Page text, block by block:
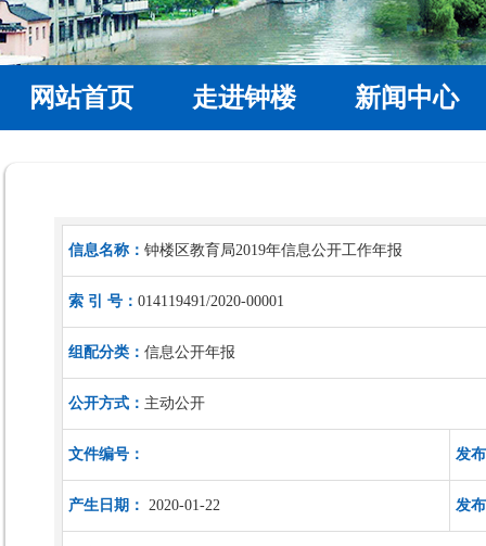
网站首页 走进钟楼 新闻中心
信息名称： 钟楼区教育局2019年信息公开工作年报
索 引 号： 014119491/2020-00001
组配分类： 信息公开年报
公开方式： 主动公开
文件编号： 发
产生日期： 2020-01-22 发